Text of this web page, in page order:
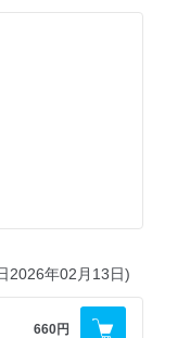
2026年02月13日)
660円